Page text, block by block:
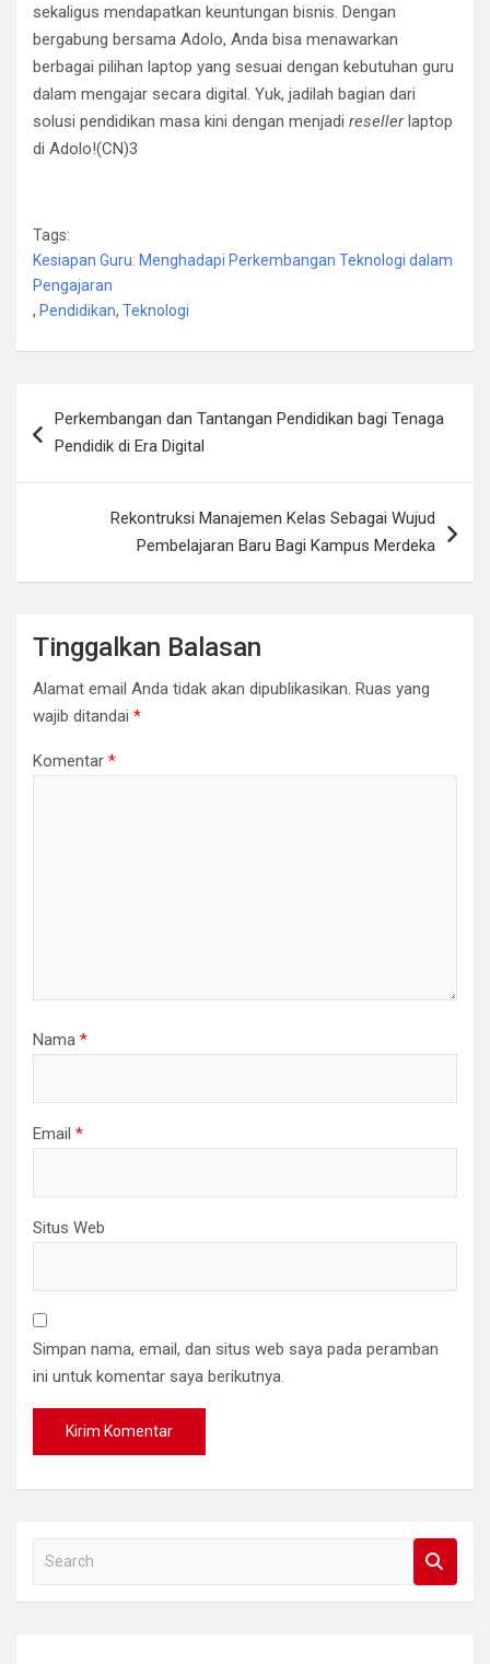
sekaligus mendapatkan keuntungan bisnis. Dengan
bergabung bersama Adolo, Anda bisa menawarkan
berbagai pilihan laptop yang sesuai dengan kebutuhan guru
dalam mengajar secara digital. Yuk, jadilah bagian dari
solusi pendidikan masa kini dengan menjadi resellerlaptop
di Adolo!(CN)3
Tags:
Kesiapan Guru: Menghadapi Perkembangan Teknologi dalam
Pengajaran
, Pendidikan, Teknologi
posPerkembangan dan Tantangan Pendidikan bagi Tenaga
Pendidik di Era Digital
Rekontruksi Manajemen Kelas Sebagai Wujud
Pembelajaran Baru Bagi Kampus Merdeka
Tinggalkan Balasan
Alamat email Anda tidak akan dipublikasikan. Ruas yang
wajib ditandai *
Komentar *
Nama *
Email *
Situs Web
Simpan nama, email, dan situs web saya pada peramban
ini untuk komentar saya berikutnya.
a